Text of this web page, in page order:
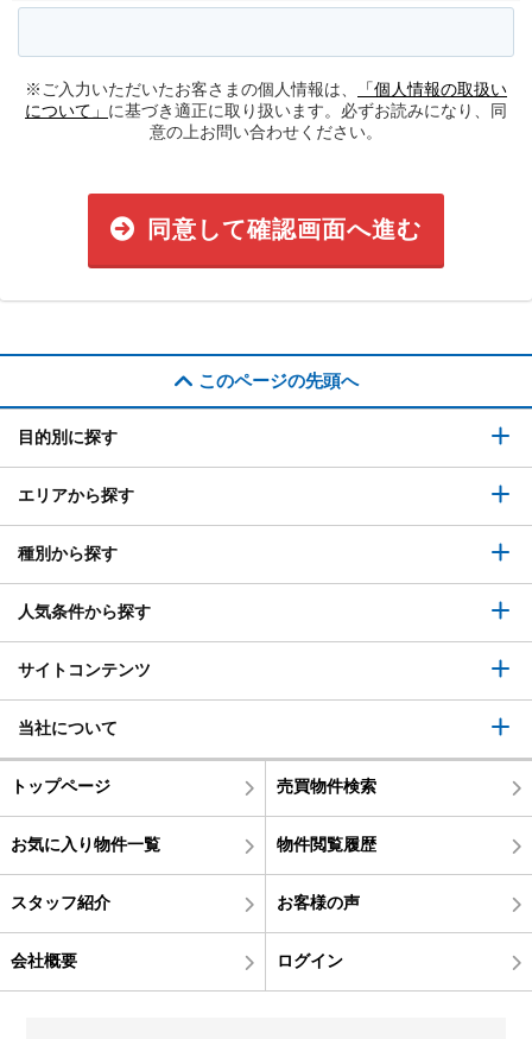
※ご入力いただいたお客さまの個人情報は、
「個人情報の取扱い
について」 に基づき適正に取り扱います。必ずお読みになり、同
意の上お問い合わせください。
同意して確認画面へ進む
このページの先頭へ
目的別に探す
エリアから探す
種別から探す
人気条件から探す
サイトコンテンツ
当社について
トップページ 売買物件検索
お気に入り物件一覧 物件閲覧履歴
スタッフ紹介 お客様の声
会社概要 ログイン